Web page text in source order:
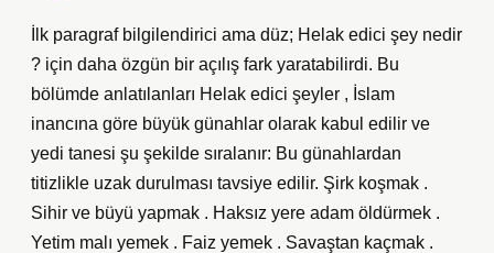
İlk paragraf bilgilendirici ama düz; Helak edici şey nedir
? için daha özgün bir açılış fark yaratabilirdi. Bu
bölümde anlatılanları Helak edici şeyler , İslam
inancına göre büyük günahlar olarak kabul edilir ve
yedi tanesi şu şekilde sıralanır: Bu günahlardan
titizlikle uzak durulması tavsiye edilir. Şirk koşmak .
Sihir ve büyü yapmak . Haksız yere adam öldürmek .
Yetim malı yemek . Faiz yemek . Savaştan kaçmak .